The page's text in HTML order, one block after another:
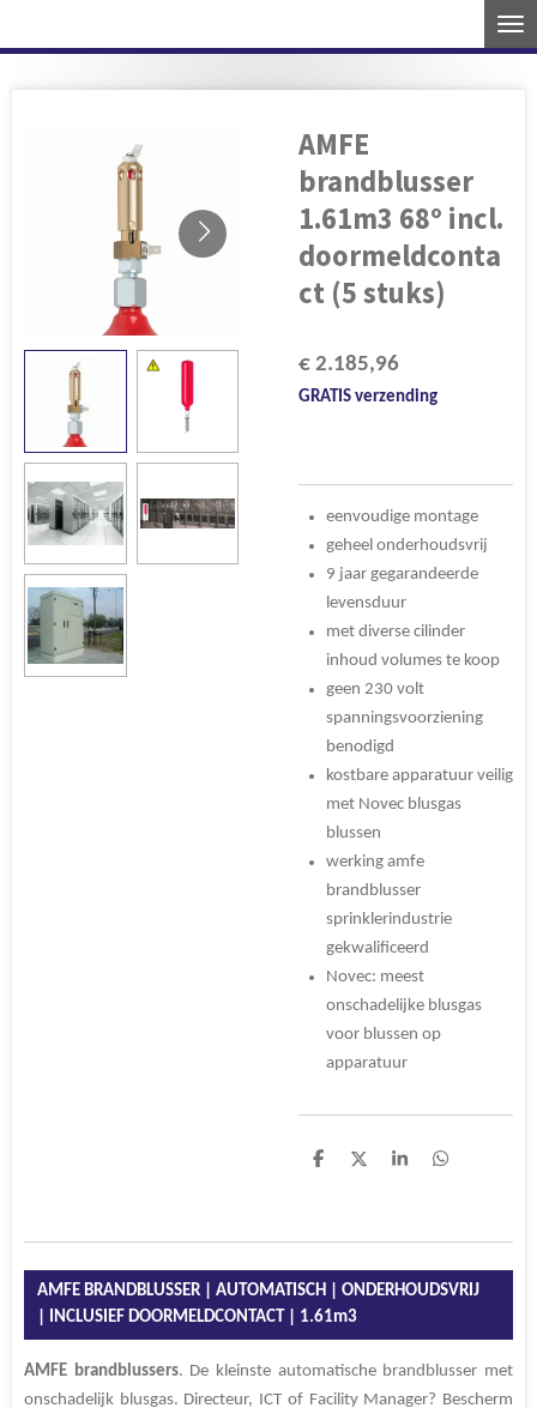
direct
AMFE
brandblusser
1.61m3 68º incl.
doormeldconta
ct (5 stuks)
€ 2.185,96
GRATIS verzending
eenvoudige montage
geheel onderhoudsvrij
9 jaar gegarandeerde
levensduur
met diverse cilinder
inhoud volumes te koop
geen 230 volt
spanningsvoorziening
benodigd
kostbare apparatuur veilig
met Novec blusgas
blussen
werking amfe
brandblusser
sprinklerindustrie
gekwalificeerd
Novec: meest
onschadelijke blusgas
voor blussen op
apparatuur
D
D
S
D
AMFE BRANDBLUSSER | AUTOMATISCH | ONDERHOUDSVRIJ
| INCLUSIEF DOORMELDCONTACT | 1.61m3
AMFE brandblussers. De kleinste automatische brandblusser met
onschadelijk blusgas. Directeur, ICT of Facility Manager? Bescherm